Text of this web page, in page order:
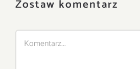
Zostaw komentarz
Comment